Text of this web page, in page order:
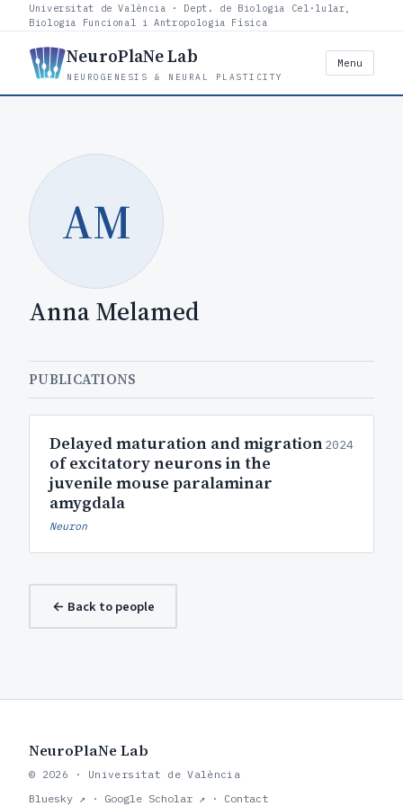
Universitat de València · Dept. de Biologia Cel·lular,
Biologia Funcional i Antropologia Física
NeuroPlaNe Lab
NEUROGENESIS & NEURAL PLASTICITY
Menu
AM
Anna Melamed
PUBLICATIONS
Delayed maturation and migration
of excitatory neurons in the
juvenile mouse paralaminar
amygdala
2024
Neuron
← Back to people
NeuroPlaNe Lab
© 2026 · Universitat de València
Bluesky ↗ · Google Scholar ↗ · Contact